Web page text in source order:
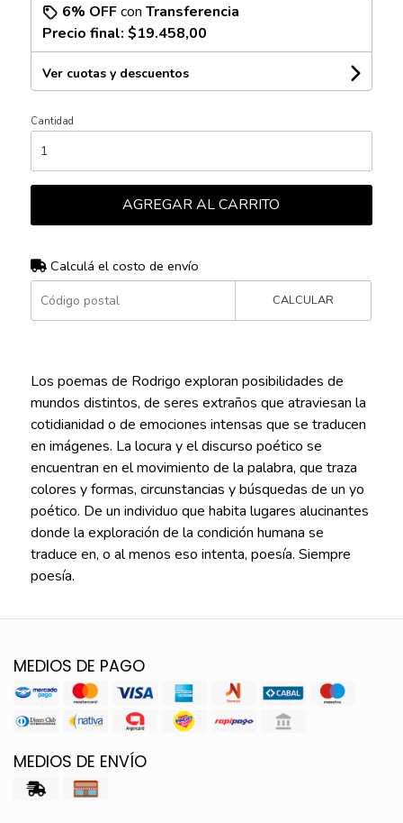
6% OFFcon Transferencia
Precio final: $19.458,00
Ver cuotas y descuentos
Cantidad
AGREGAR AL CARRITO
Calculá el costo de envío
CALCULAR
Los poemas de Rodrigo exploran posibilidades de
mundos distintos, de seres extraños que atraviesan la
cotidianidad o de emociones intensas que se traducen
en imágenes. La locura y el discurso poético se
encuentran en el movimiento de la palabra, que traza
colores y formas, circunstancias y búsquedas de un yo
poético. De un individuo que habita lugares alucinantes
donde la exploración de la condición humana se
traduce en, o al menos eso intenta, poesía. Siempre
poesía.
MEDIOS DE PAGO
MEDIOS DE ENVÍO